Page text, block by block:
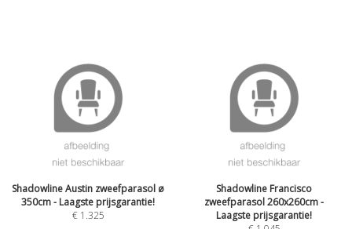
Shadowline Austin zweefparasol ø
350cm - Laagste prijsgarantie!
€ 1.325
Shadowline Francisco
zweefparasol 260x260cm -
Laagste prijsgarantie!